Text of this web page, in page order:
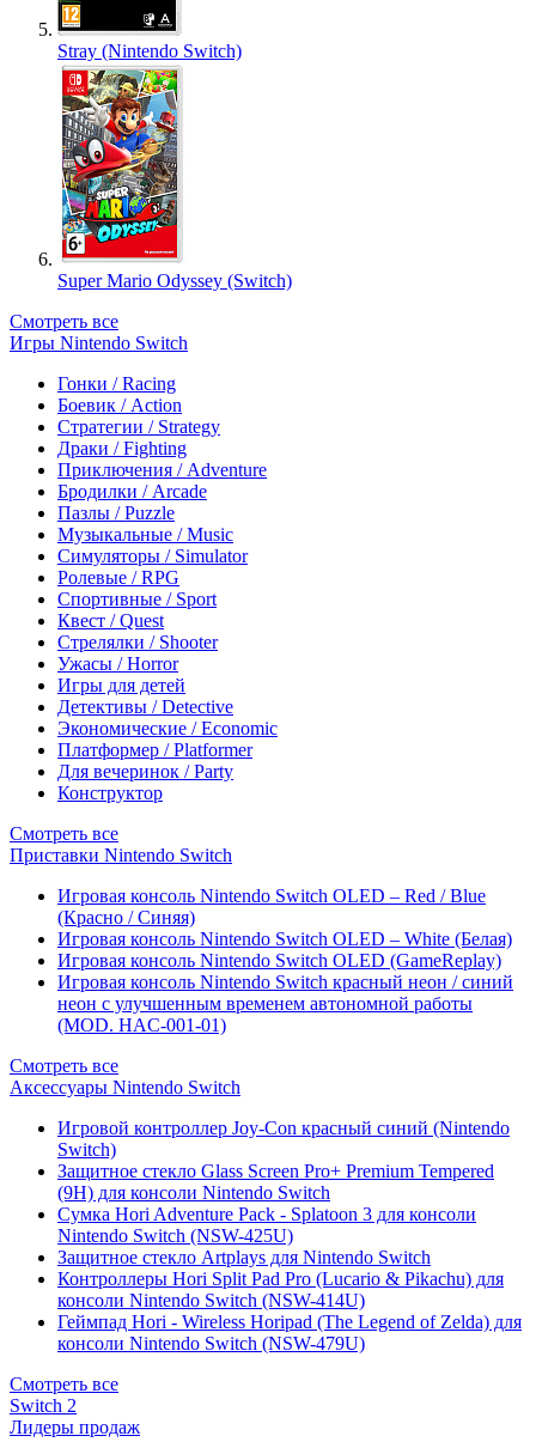
Stray (Nintendo Switch)
Super Mario Odyssey (Switch)
Смотреть все
Игры Nintendo Switch
Гонки / Racing
Боевик / Action
Стратегии / Strategy
Драки / Fighting
Приключения / Adventure
Бродилки / Arcade
Пазлы / Puzzle
Музыкальные / Music
Симуляторы / Simulator
Ролевые / RPG
Спортивные / Sport
Квест / Quest
Стрелялки / Shooter
Ужасы / Horror
Игры для детей
Детективы / Detective
Экономические / Economic
Платформер / Platformer
Для вечеринок / Party
Конструктор
Смотреть все
Приставки Nintendo Switch
Игровая консоль Nintendo Switch OLED – Red / Blue
(Красно / Синяя)
Игровая консоль Nintendo Switch OLED – White (Белая)
Игровая консоль Nintendo Switch OLED (GameReplay)
Игровая консоль Nintendo Switch красный неон / синий
неон с улучшенным временем автономной работы
(MOD. HAC-001-01)
Смотреть все
Аксессуары Nintendo Switch
Игровой контроллер Joy-Con красный синий (Nintendo
Switch)
Защитное стекло Glass Screen Pro+ Premium Tempered
(9H) для консоли Nintendo Switch
Сумка Hori Adventure Pack - Splatoon 3 для консоли
Nintendo Switch (NSW-425U)
Защитное стекло Artplays для Nintendo Switch
Контроллеры Hori Split Pad Pro (Lucario & Pikachu) для
консоли Nintendo Switch (NSW-414U)
Геймпад Hori - Wireless Horipad (The Legend of Zelda) для
консоли Nintendo Switch (NSW-479U)
Смотреть все
Switch 2
Лидеры продаж